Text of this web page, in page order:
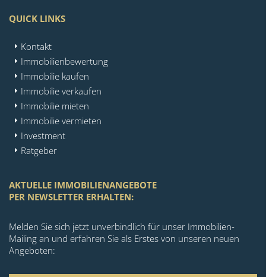
QUICK LINKS
Kontakt
Immobilienbewertung
Immobilie kaufen
Immobilie verkaufen
Immobilie mieten
Immobilie vermieten
Investment
Ratgeber
AKTUELLE IMMOBILIENANGEBOTE
PER NEWSLETTER ERHALTEN:
Melden Sie sich jetzt unverbindlich für unser Immobilien-
Mailing an und erfahren Sie als Erstes von unseren neuen
Angeboten: